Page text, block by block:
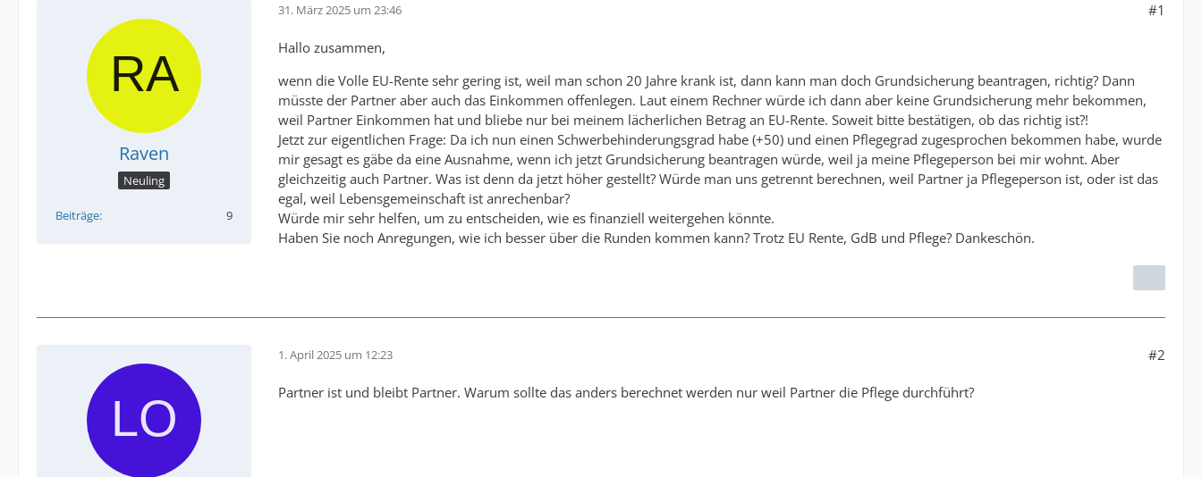
Raven
Neuling
Beiträge 9
31. März 2025 um 23:46 #1
Hallo zusammen,
wenn die Volle EU-Rente sehr gering ist, weil man schon 20 Jahre krank ist, dann kann man doch Grundsicherung beantragen, richtig? Dann
müsste der Partner aber auch das Einkommen offenlegen. Laut einem Rechner würde ich dann aber keine Grundsicherung mehr bekommen,
weil Partner Einkommen hat und bliebe nur bei meinem lächerlichen Betrag an EU-Rente. Soweit bitte bestätigen, ob das richtig ist?!
Jetzt zur eigentlichen Frage: Da ich nun einen Schwerbehinderungsgrad habe (+50) und einen Pflegegrad zugesprochen bekommen habe, wurde
mir gesagt es gäbe da eine Ausnahme, wenn ich jetzt Grundsicherung beantragen würde, weil ja meine Pflegeperson bei mir wohnt. Aber
gleichzeitig auch Partner. Was ist denn da jetzt höher gestellt? Würde man uns getrennt berechnen, weil Partner ja Pflegeperson ist, oder ist das
egal, weil Lebensgemeinschaft ist anrechenbar?
Würde mir sehr helfen, um zu entscheiden, wie es finanziell weitergehen könnte.
Haben Sie noch Anregungen, wie ich besser über die Runden kommen kann? Trotz EU Rente, GdB und Pflege? Dankeschön.
1. April 2025 um 12:23 #2
Partner ist und bleibt Partner. Warum sollte das anders berechnet werden nur weil Partner die Pflege durchführt?